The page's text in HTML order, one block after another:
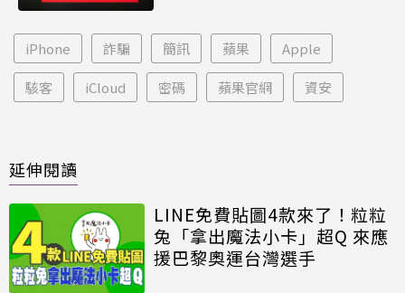
iPhone 詐騙 簡訊 蘋果 Apple
駭客 iCloud 密碼 蘋果官網 資安
延伸閱讀
LINE免費貼圖4款來了！粒粒
兔「拿出魔法小卡」超Q 來應
援巴黎奧運台灣選手